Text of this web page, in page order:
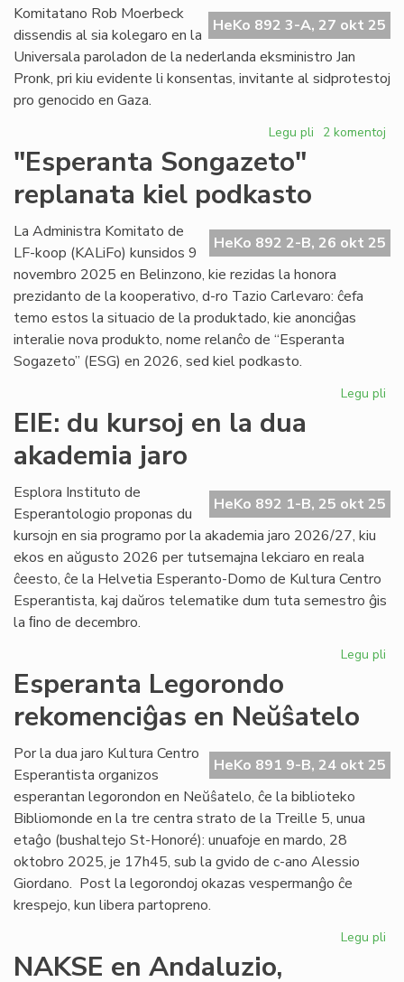
starto
HeKo 892 3-A, 27 okt 25
Komitatano Rob Moerbeck
dissendis al sia kolegaro en la
Universala paroladon de la nederlanda eksministro Jan
Pronk, pri kiu evidente li konsentas, invitante al sidprotestoj
pro genocido en Gaza.
Legu pli pri
la
silento
Gaza?
2 komentoj
"Esperanta Songazeto"
replanata kiel podkasto
HeKo 892 2-B, 26 okt 25
La Administra Komitato de
LF-koop (KALiFo) kunsidos 9
novembro 2025 en Belinzono, kie rezidas la honora
prezidanto de la kooperativo, d-ro Tazio Carlevaro: ĉefa
temo estos la situacio de la produktado, kie anonciĝas
interalie nova produkto, nome relanĉo de “Esperanta
Sogazeto” (ESG) en 2026, sed kiel podkasto.
Legu pli
EIE: du kursoj en la dua
akademia jaro
HeKo 892 1-B, 25 okt 25
Esplora Instituto de
Esperantologio proponas du
kursojn en sia programo por la akademia jaro 2026/27, kiu
ekos en aŭgusto 2026 per tutsemajna lekciaro en reala
ĉeesto, ĉe la Helvetia Esperanto-Domo de Kultura Centro
Esperantista, kaj daŭros telematike dum tuta semestro ĝis
la ﬁno de decembro.
Legu pli
la
Esperanta Legorondo
rekomenciĝas en Neŭŝatelo
HeKo 891 9-B, 24 okt 25
Por la dua jaro Kultura Centro
Esperantista organizos
esperantan legorondon en Neŭŝatelo, ĉe la biblioteko
Bibliomonde en la tre centra strato de la Treille 5, unua
etaĝo (bushaltejo St-Honoré): unuafoje en mardo, 28
oktobro 2025, je 17h45, sub la gvido de c-ano Alessio
Giordano. Post la legorondoj okazas vespermanĝo ĉe
krespejo, kun libera partopreno.
Legu pli
NAKSE en Andaluzio,